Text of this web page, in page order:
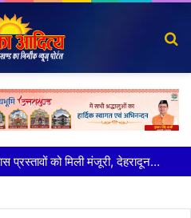
कृष्णा हाउसकीपिंग के मालिक दीपक जायसवाल विनोद नौटियाल आदि पर मुकदमा दर्ज